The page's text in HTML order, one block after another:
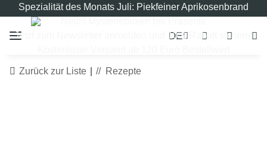
Spezialität des Monats Juli: Piekfeiner Aprikosenbrand
Jetzt zum Newsletter anmelden und 10% Rabatt sichern!
DE
Zurück zur Liste Rezepte